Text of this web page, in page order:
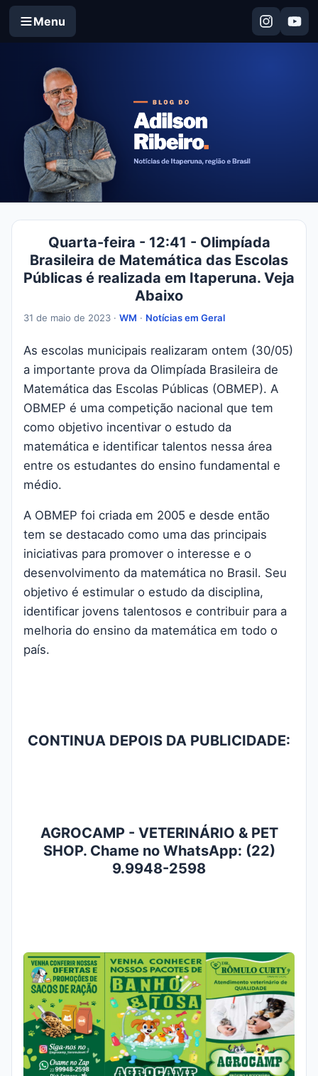
Menu
Quarta-feira - 12:41 - Olimpíada
Brasileira de Matemática das Escolas
Públicas é realizada em Itaperuna. Veja
Abaixo
31 de maio de 2023 · WM · Notícias em Geral
As escolas municipais realizaram ontem (30/05)
a importante prova da Olimpíada Brasileira de
Matemática das Escolas Públicas (OBMEP). A
OBMEP é uma competição nacional que tem
como objetivo incentivar o estudo da
matemática e identificar talentos nessa área
entre os estudantes do ensino fundamental e
médio.
A OBMEP foi criada em 2005 e desde então
tem se destacado como uma das principais
iniciativas para promover o interesse e o
desenvolvimento da matemática no Brasil. Seu
objetivo é estimular o estudo da disciplina,
identificar jovens talentosos e contribuir para a
melhoria do ensino da matemática em todo o
país.
CONTINUA DEPOIS DA PUBLICIDADE:
AGROCAMP - VETERINÁRIO & PET
SHOP. Chame no WhatsApp: (22)
9.9948-2598